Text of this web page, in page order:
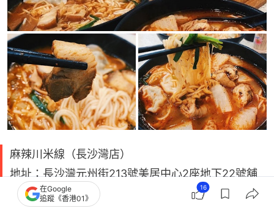
麻辣川米線（長沙灣店）
地址：長沙灣元州街213號美居中心2座地下22號舖
在Google
追蹤《香港01》
16